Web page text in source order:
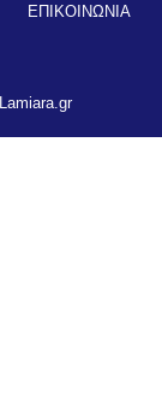
ΕΠΙΚΟΙΝΩΝΊΑ
Lamiara.gr